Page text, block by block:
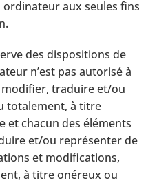
aux seules fins
des dispositions de
n’est pas autorisé à
traduire et/ou
totalement, à titre
et chacun des éléments
et/ou représenter de
et modifications,
à titre onéreux ou